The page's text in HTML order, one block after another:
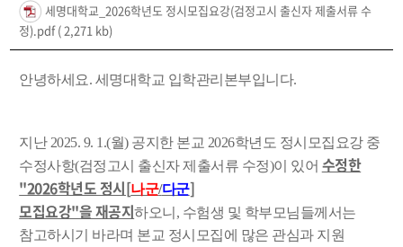
세명대학교_2026학년도 정시모집요강(검정고시 출신자 제출서류 수
정).pdf( 2,271 kb)
안녕하세요. 세명대학교 입학관리본부입니다.
지난 2025. 9. 1.(월) 공지한 본교 2026학년도 정시모집요강 중
수정사항(검정고시 출신자 제출서류 수정)이 있어 수정한
"2026학년도 정시[나군/다군]
모집요강"을 재공지하오니, 수험생 및 학부모님들께서는
참고하시기 바라며 본교 정시모집에 많은 관심과 지원